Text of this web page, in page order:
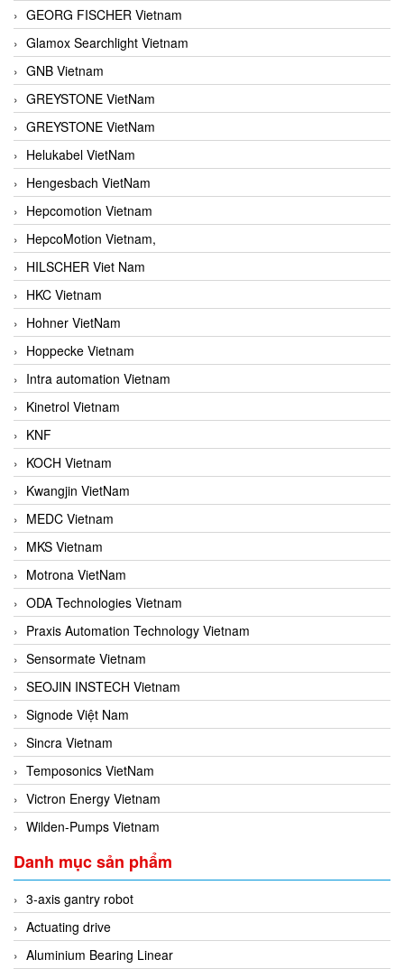
GEORG FISCHER Vietnam
Glamox Searchlight Vietnam
GNB Vietnam
GREYSTONE VietNam
GREYSTONE VietNam
Helukabel VietNam
Hengesbach VietNam
Hepcomotion Vietnam
HepcoMotion Vietnam,
HILSCHER Viet Nam
HKC Vietnam
Hohner VietNam
Hoppecke Vietnam
Intra automation Vietnam
Kinetrol Vietnam
KNF
KOCH Vietnam
Kwangjin VietNam
MEDC Vietnam
MKS Vietnam
Motrona VietNam
ODA Technologies Vietnam
Praxis Automation Technology Vietnam
Sensormate Vietnam
SEOJIN INSTECH Vietnam
Signode Việt Nam
Sincra Vietnam
Temposonics VietNam
Victron Energy Vietnam
Wilden-Pumps Vietnam
Danh mục sản phẩm
3-axis gantry robot
Actuating drive
Aluminium Bearing Linear